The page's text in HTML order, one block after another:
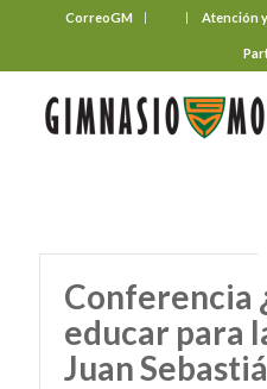
CorreoGM Atención
Conferencia
educar para
Juan